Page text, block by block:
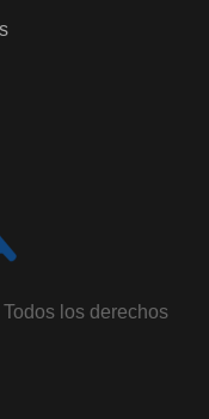
los derechos